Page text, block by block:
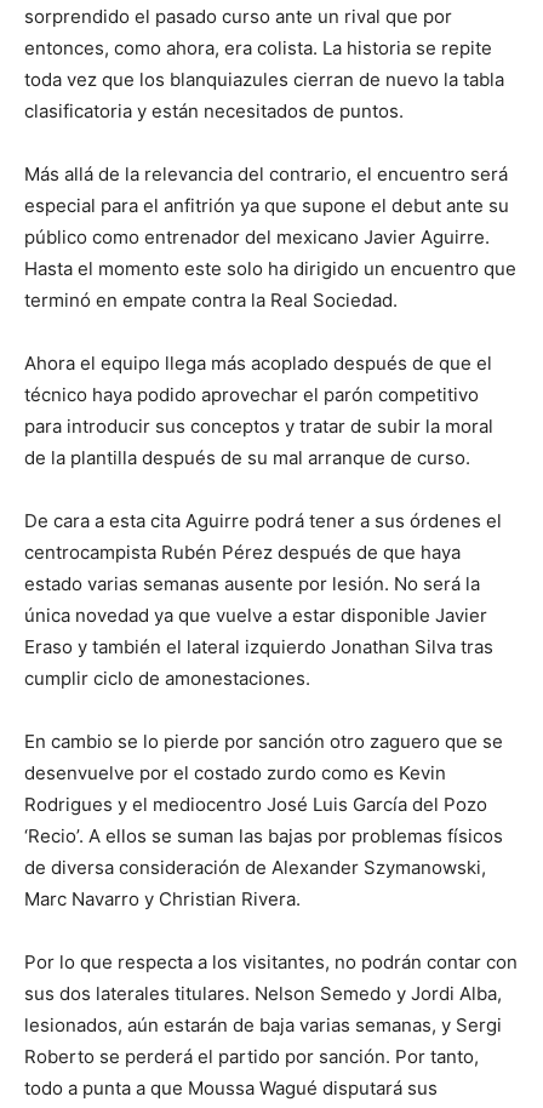
sorprendido el pasado curso ante un rival que por
entonces, como ahora, era colista. La historia se repite
toda vez que los blanquiazules cierran de nuevo la tabla
clasificatoria y están necesitados de puntos.
Más allá de la relevancia del contrario, el encuentro será
especial para el anfitrión ya que supone el debut ante su
público como entrenador del mexicano Javier Aguirre.
Hasta el momento este solo ha dirigido un encuentro que
terminó en empate contra la Real Sociedad.
Ahora el equipo llega más acoplado después de que el
técnico haya podido aprovechar el parón competitivo
para introducir sus conceptos y tratar de subir la moral
de la plantilla después de su mal arranque de curso.
De cara a esta cita Aguirre podrá tener a sus órdenes el
centrocampista Rubén Pérez después de que haya
estado varias semanas ausente por lesión. No será la
única novedad ya que vuelve a estar disponible Javier
Eraso y también el lateral izquierdo Jonathan Silva tras
cumplir ciclo de amonestaciones.
En cambio se lo pierde por sanción otro zaguero que se
desenvuelve por el costado zurdo como es Kevin
Rodrigues y el mediocentro José Luis García del Pozo
‘Recio’. A ellos se suman las bajas por problemas físicos
de diversa consideración de Alexander Szymanowski,
Marc Navarro y Christian Rivera.
Por lo que respecta a los visitantes, no podrán contar con
sus dos laterales titulares. Nelson Semedo y Jordi Alba,
lesionados, aún estarán de baja varias semanas, y Sergi
Roberto se perderá el partido por sanción. Por tanto,
todo a punta a que Moussa Wagué disputará sus